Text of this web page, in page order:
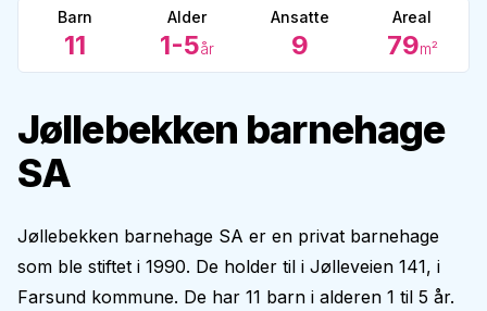
Barn
11
Alder
1-5år
Ansatte
9
Areal
79m²
Jøllebekken barnehage
SA
Jøllebekken barnehage SA er en privat barnehage
som ble stiftet i 1990. De holder til i Jølleveien 141, i
Farsund kommune. De har 11 barn i alderen 1 til 5 år.